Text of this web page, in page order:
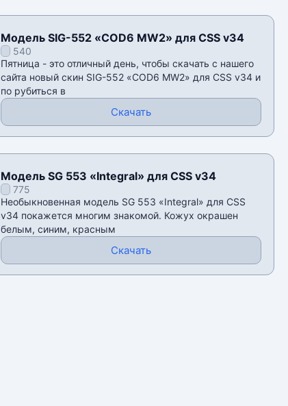
Модель SIG-552 «COD6 MW2» для CSS v34
540
Пятница - это отличный день, чтобы скачать с нашего
сайта новый скин SIG-552 «COD6 MW2» для CSS v34 и
по рубиться в
Скачать
Модель SG 553 «Integral» для CSS v34
775
Необыкновенная модель SG 553 «Integral» для CSS
v34 покажется многим знакомой. Кожух окрашен
белым, синим, красным
Скачать